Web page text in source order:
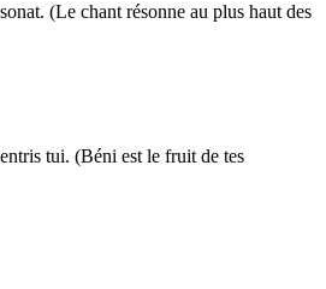
(Le chant résonne au plus haut des
tui. (Béni est le fruit de tes